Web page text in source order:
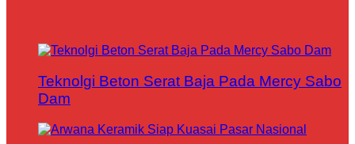
Teknolgi Beton Serat Baja Pada Mercy Sabo
Dam